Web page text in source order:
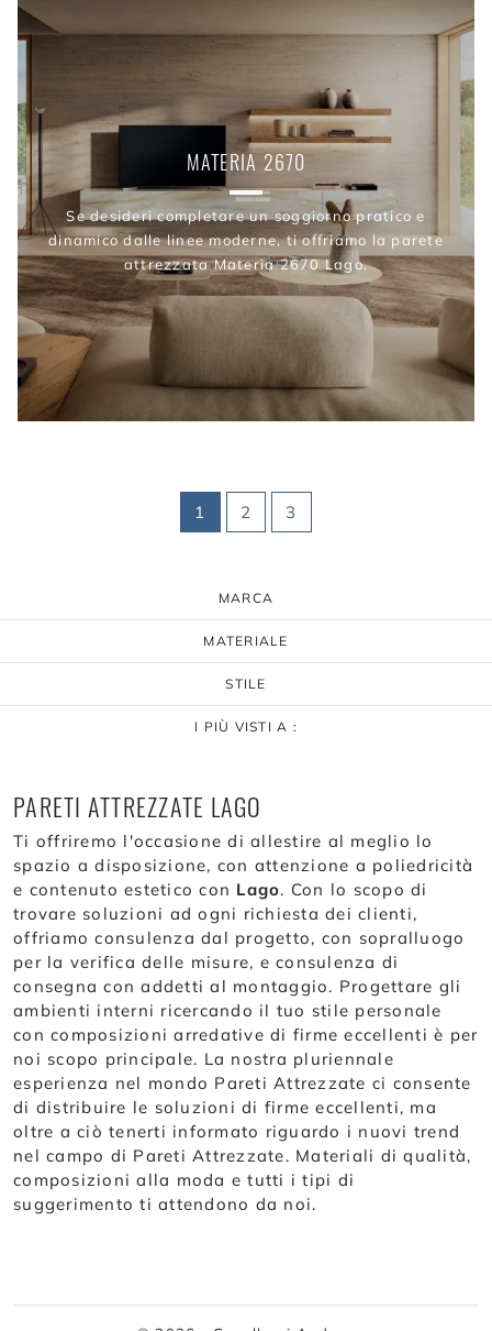
MARCA
MATERIALE
STILE
I PIÙ VISTI A :
MATERIA 2670
Se desideri completare un soggiorno pratico e
dinamico dalle linee moderne, ti offriamo la parete
attrezzata Materia 2670 Lago.
1 2 3
PARETI ATTREZZATE LAGO
Ti offriremo l'occasione di allestire al meglio lo
spazio a disposizione, con attenzione a poliedricità
e contenuto estetico con Lago. Con lo scopo di
trovare soluzioni ad ogni richiesta dei clienti,
offriamo consulenza dal progetto, con sopralluogo
per la verifica delle misure, e consulenza di
consegna con addetti al montaggio. Progettare gli
ambienti interni ricercando il tuo stile personale
con composizioni arredative di firme eccellenti è per
noi scopo principale. La nostra pluriennale
esperienza nel mondo Pareti Attrezzate ci consente
di distribuire le soluzioni di firme eccellenti, ma
oltre a ciò tenerti informato riguardo i nuovi trend
nel campo di Pareti Attrezzate. Materiali di qualità,
composizioni alla moda e tutti i tipi di
suggerimento ti attendono da noi.